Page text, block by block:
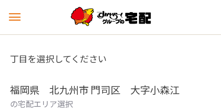
メ
ュ
を
丁目を選択してください
福岡県 北九州市 門司区 大字小森江
の宅配エリア選択